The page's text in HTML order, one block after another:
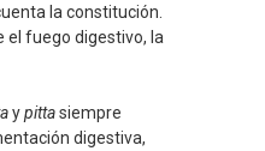
la constitución.
fuego digestivo, la
ypittasiempre
digestiva,